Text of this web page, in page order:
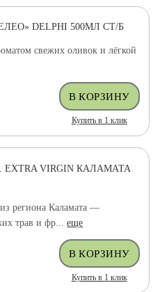
DELPHI 500МЛ СТ/Б
свежих оливок и лёгкой
Купить в 1 клик
VIRGIN КАЛАМАТА
региона Каламата —
трав и фр...еще
Купить в 1 клик